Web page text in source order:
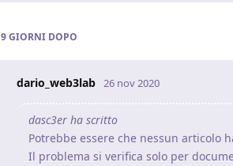
9 GIORNI DOPO
dario_web3lab 26 nov 2020
dasc3er ha scritto
Potrebbe essere che nessun articolo
Il problema si verifica solo per